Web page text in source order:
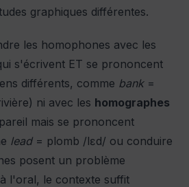
graphiques différentes.
les homophones avec les
s'écrivent ET se prononcent
différents, comme bank=
ni avec les homographes
mais se prononcent
lead= plomb /lɛd/ ou conduire
posent un problème
l'oral, le contexte suffit